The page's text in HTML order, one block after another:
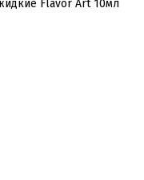
Flavor Art 10мл